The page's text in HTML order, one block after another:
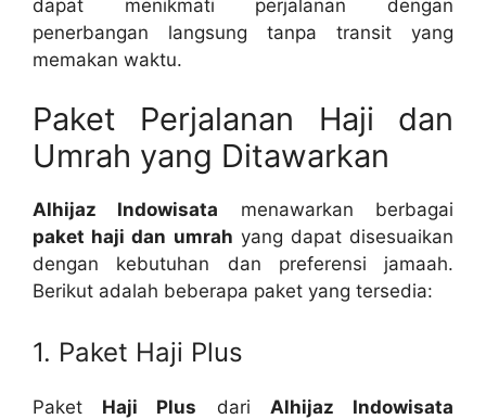
dapat menikmati perjalanan dengan
penerbangan langsung tanpa transit yang
memakan waktu.
Paket Perjalanan Haji dan
Umrah yang Ditawarkan
Alhijaz Indowisata menawarkan berbagai
paket haji dan umrah yang dapat disesuaikan
dengan kebutuhan dan preferensi jamaah.
Berikut adalah beberapa paket yang tersedia:
1. Paket Haji Plus
Paket Haji Plus dari Alhijaz Indowisata